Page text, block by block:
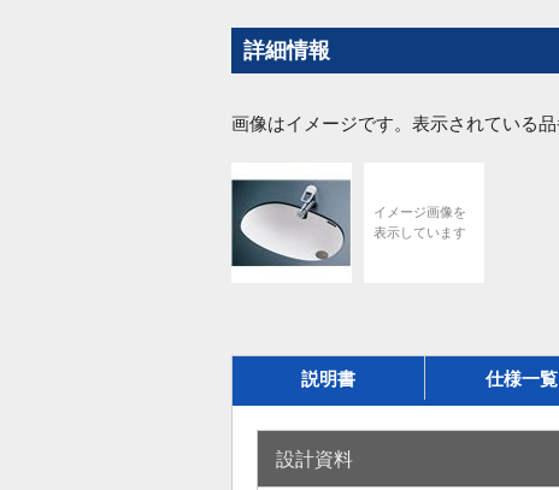
詳細情報
画像はイメージです。表示されている
イメージ画像を
表示しています
説明書 仕様一覧
設計資料